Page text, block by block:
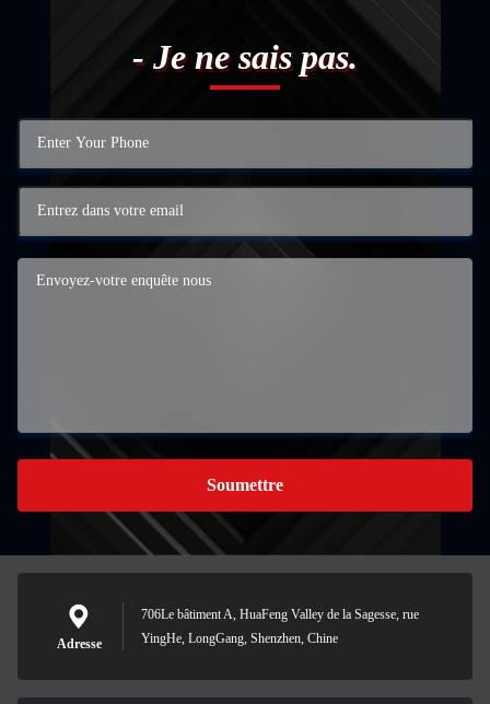
- Je ne sais pas.
Soumettre
Adresse
706Le bâtiment A, HuaFeng Valley de la Sagesse, rue
YingHe, LongGang, Shenzhen, Chine